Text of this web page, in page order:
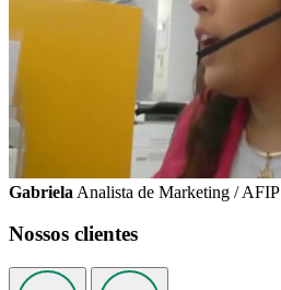
Gabriela Analista de Marketing / AFIP
Nossos clientes